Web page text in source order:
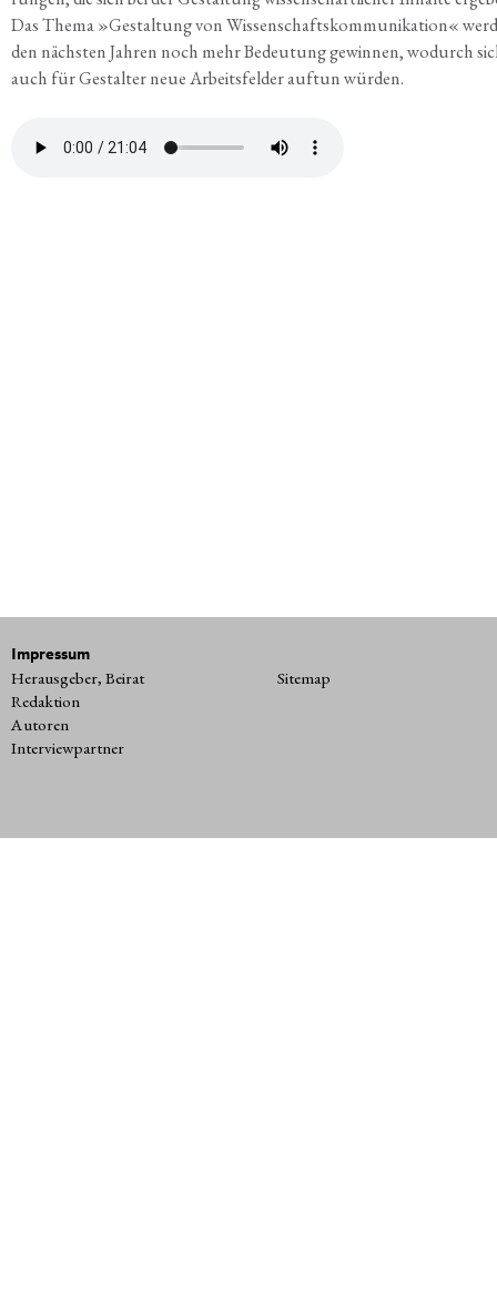
Das The­ma »Gestal­tung von Wis­sen­schafts­kom­mu­ni­ka­ti­on«
den nächs­ten Jah­ren noch mehr Bedeu­tung gewin­nen, wodurch
auch für Gestal­ter neue Arbeits­fel­der auf­tun würden.
Impressum
Herausgeber, Beirat
Redaktion
Autoren
Interviewpartner
Sitemap